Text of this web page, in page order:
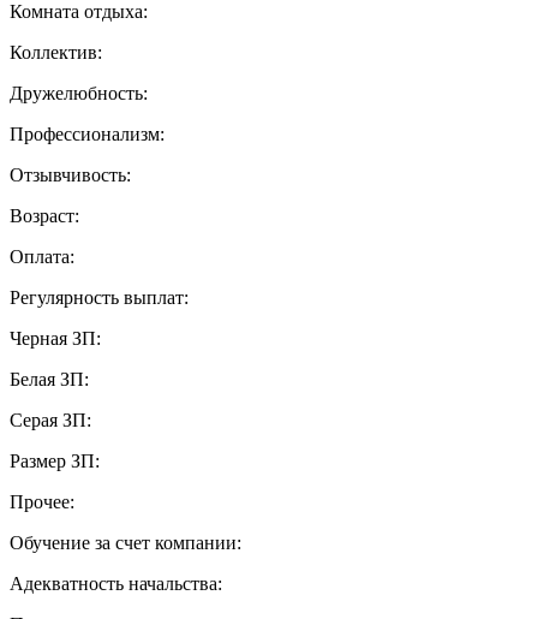
Комната отдыха:
Коллектив:
Дружелюбность:
Профессионализм:
Отзывчивость:
Возраст:
Оплата:
Регулярность выплат:
Черная ЗП:
Белая ЗП:
Серая ЗП:
Размер ЗП:
Прочее:
Обучение за счет компании:
Адекватность начальства: